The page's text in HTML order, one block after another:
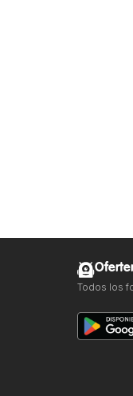
Todos los